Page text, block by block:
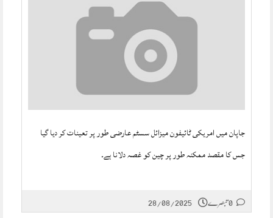
جاپان میں امریکی ٹائیفون میزائل سسٹم عارضی طور پر تعینات کر دیا گیا
جس کا مقصد ممکنہ طور پر چین کو غصہ دلانا ہے۔
28/08/2025